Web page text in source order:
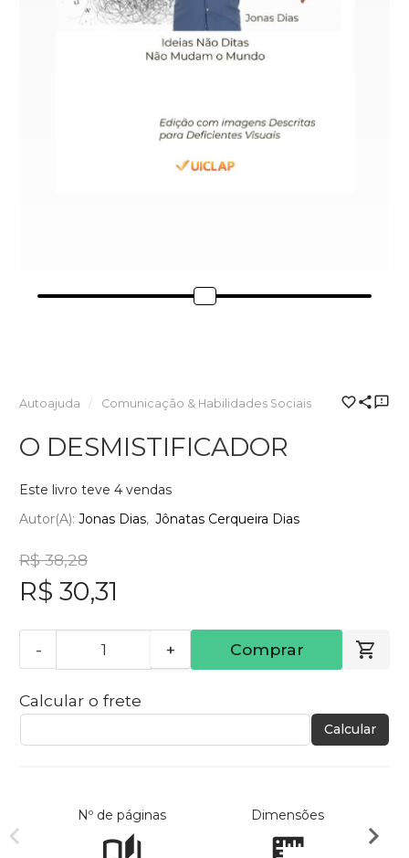
Autoajuda Comunicação & Habilidades Sociais
O DESMISTIFICADOR
Este livro teve 4 vendas
Autor(a): Jonas Dias Jônatas Cerqueira Dias
R$ 38,28
R$ 30,31
- + Comprar
Calcular o frete
Calcular
Nº de páginas Dimensões